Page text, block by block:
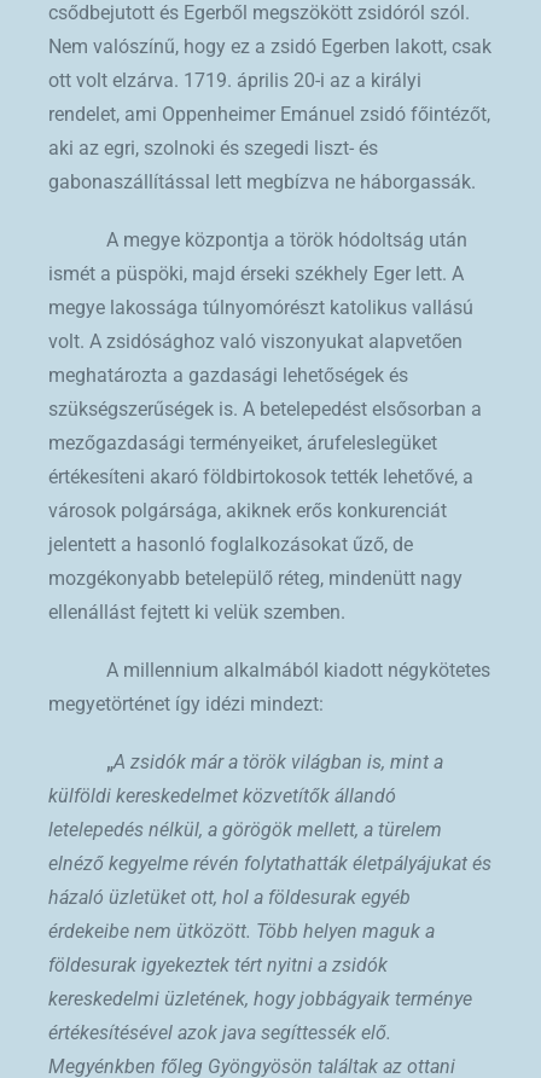
csődbejutott és Egerből megszökött zsidóról szól.
Nem valószínű, hogy ez a zsidó Egerben lakott, csak
ott volt elzárva. 1719. április 20-i az a királyi
rendelet, ami Oppenheimer Emánuel zsidó főintézőt,
aki az egri, szolnoki és szegedi liszt- és
gabonaszállítással lett megbízva ne háborgassák.
A megye központja a török hódoltság után
ismét a püspöki, majd érseki székhely Eger lett. A
megye lakossága túlnyomórészt katolikus vallású
volt. A zsidósághoz való viszonyukat alapvetően
meghatározta a gazdasági lehetőségek és
szükségszerűségek is. A betelepedést elsősorban a
mezőgazdasági terményeiket, árufeleslegüket
értékesíteni akaró földbirtokosok tették lehetővé, a
városok polgársága, akiknek erős konkurenciát
jelentett a hasonló foglalkozásokat űző, de
mozgékonyabb betelepülő réteg, mindenütt nagy
ellenállást fejtett ki velük szemben.
A millennium alkalmából kiadott négykötetes
megyetörténet így idézi mindezt:
„A zsidók már a török világban is, mint a
külföldi kereskedelmet közvetítők állandó
letelepedés nélkül, a görögök mellett, a türelem
elnéző kegyelme révén folytathatták életpályájukat és
házaló üzletüket ott, hol a földesurak egyéb
érdekeibe nem ütközött. Több helyen maguk a
földesurak igyekeztek tért nyitni a zsidók
kereskedelmi üzletének, hogy jobbágyaik terménye
értékesítésével azok java segíttessék elő.
Megyénkben főleg Gyöngyösön találtak az ottani